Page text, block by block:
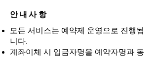
안내사항
모든 서비스는 예약제 운영으로 진행됩
니다.
계좌이체 시 입금자명을 예약자명과 동